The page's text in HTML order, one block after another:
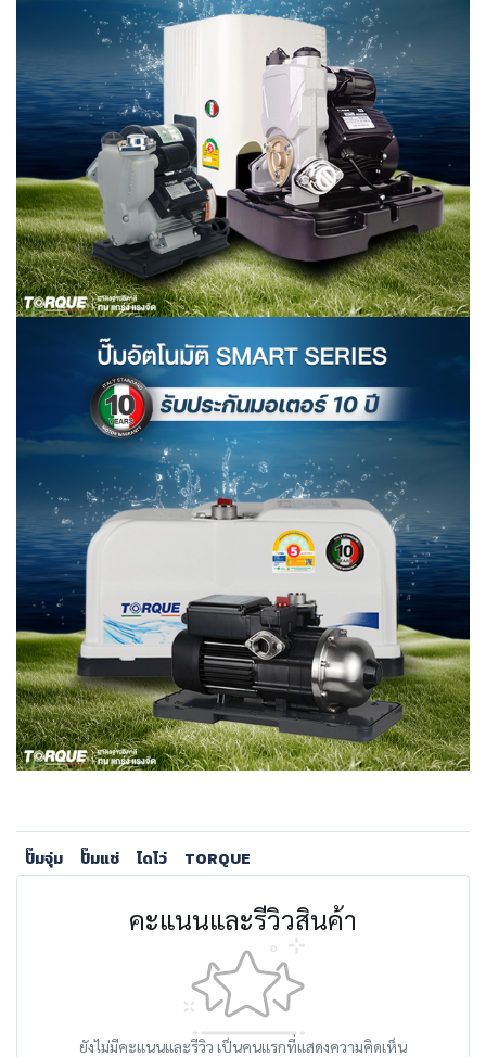
ปั๊มจุ่ม ปั๊มแช่ ไดโว่ TORQUE
คะแนนและรีวิวสินค้า
ยังไม่มีคะแนนและรีวิว เป็นคนแรกที่แสดงความคิดเห็น